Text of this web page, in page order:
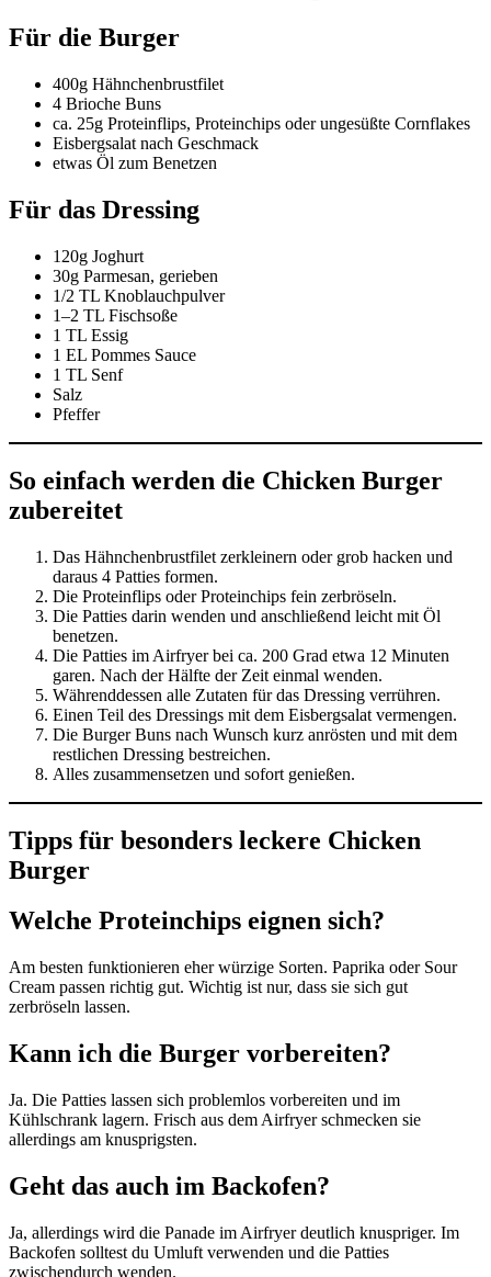
Für die Burger
400g Hähnchenbrustfilet
4 Brioche Buns
ca. 25g Proteinflips, Proteinchips oder ungesüßte Cornflakes
Eisbergsalat nach Geschmack
etwas Öl zum Benetzen
Für das Dressing
120g Joghurt
30g Parmesan, gerieben
1/2 TL Knoblauchpulver
1–2 TL Fischsoße
1 TL Essig
1 EL Pommes Sauce
1 TL Senf
Salz
Pfeffer
So einfach werden die Chicken Burger
zubereitet
Das Hähnchenbrustfilet zerkleinern oder grob hacken und
daraus 4 Patties formen.
Die Proteinflips oder Proteinchips fein zerbröseln.
Die Patties darin wenden und anschließend leicht mit Öl
benetzen.
Die Patties im Airfryer bei ca. 200 Grad etwa 12 Minuten
garen. Nach der Hälfte der Zeit einmal wenden.
Währenddessen alle Zutaten für das Dressing verrühren.
Einen Teil des Dressings mit dem Eisbergsalat vermengen.
Die Burger Buns nach Wunsch kurz anrösten und mit dem
restlichen Dressing bestreichen.
Alles zusammensetzen und sofort genießen.
Tipps für besonders leckere Chicken
Burger
Welche Proteinchips eignen sich?
Am besten funktionieren eher würzige Sorten. Paprika oder Sour
Cream passen richtig gut. Wichtig ist nur, dass sie sich gut
zerbröseln lassen.
Kann ich die Burger vorbereiten?
Ja. Die Patties lassen sich problemlos vorbereiten und im
Kühlschrank lagern. Frisch aus dem Airfryer schmecken sie
allerdings am knusprigsten.
Geht das auch im Backofen?
Ja, allerdings wird die Panade im Airfryer deutlich knuspriger. Im
Backofen solltest du Umluft verwenden und die Patties
zwischendurch wenden.